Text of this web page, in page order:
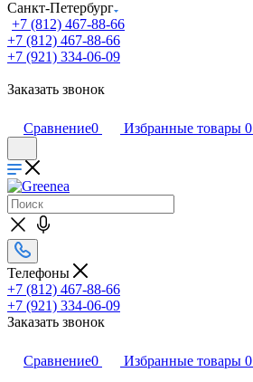
Санкт-Петербург
+7 (812) 467-88-66
+7 (812) 467-88-66
+7 (921) 334-06-09
Заказать звонок
Сравнение0 Избранные товары 0
Телефоны
+7 (812) 467-88-66
+7 (921) 334-06-09
Заказать звонок
Сравнение0 Избранные товары 0